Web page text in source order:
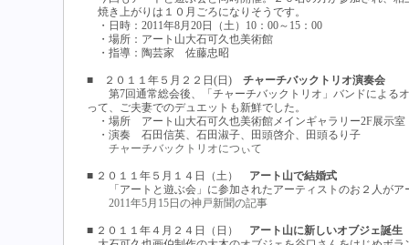
焼き上がりは１０月ごろになりそうです。
・日時：2011年8月20日（土）10：00～15：00
・場所：アート山大石可久也美術館
・指導：陶芸家 佐藤忠昭
■ ２０１１年５月２２日(日) チャーチバックトリオ演奏会
第7回通常総会後、「チャーチバックトリオ」バンドによる
って、ご夫妻でのデュエットも新鮮でした。
・場所 アート山大石可久也美術館メインギャラリー2F展示室
・演奏 石田信英、石田淑子、田頭啓介、田頭るり子
チャーチバックトリオにつぃて
■ ２０１１年５月１４日（土） アート山で結婚式
「アートと遊ぶ会」に参加されたアーティストのお２人がア
2011年5月15日の神戸新聞の記事
■ ２０１１年４月２４日（日） アート山に新しいオブジェ誕生